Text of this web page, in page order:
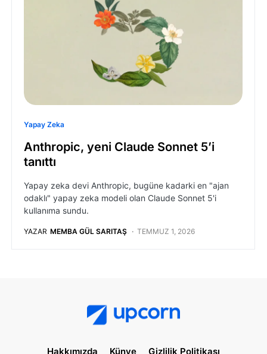
Yapay Zeka
Anthropic, yeni Claude Sonnet 5’i
tanıttı
Yapay zeka devi Anthropic, bugüne kadarki en "ajan
odaklı" yapay zeka modeli olan Claude Sonnet 5'i
kullanıma sundu.
YAZAR MEMBA GÜL SARITAŞ TEMMUZ 1, 2026
Hakkımızda Künye Gizlilik Politikası